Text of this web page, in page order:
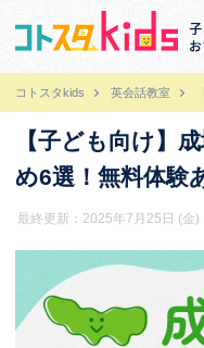
コトスタkids 英会話教室
【子ども向け】
め6選！無料体験
最終更新：2025年7月25日 (金)